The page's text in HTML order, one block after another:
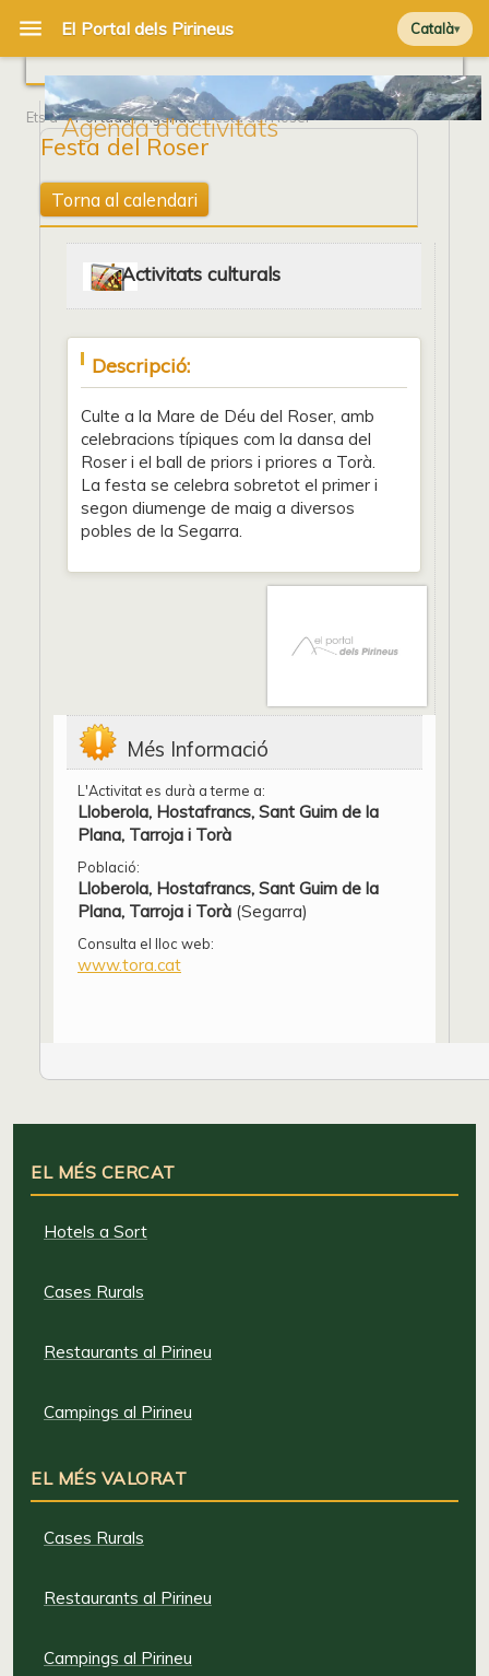
Català
Agenda d'activitats
Ets a Portada/Agenda/ Festa del Roser
Festa del Roser
Torna al calendari
Activitats culturals
Descripció:
Culte a la Mare de Déu del Roser, amb
celebracions típiques com la dansa del
Roser i el ball de priors i priores a Torà.
La festa se celebra sobretot el primer i
segon diumenge de maig a diversos
pobles de la Segarra.
Més Informació
L'Activitat es durà a terme a:
Lloberola, Hostafrancs, Sant Guim de la
Plana, Tarroja i Torà
Població:
Lloberola, Hostafrancs, Sant Guim de la
Plana, Tarroja i Torà (Segarra)
Consulta el lloc web:
www.tora.cat
EL MÉS CERCAT
Hotels a Sort
Cases Rurals
Restaurants al Pirineu
Campings al Pirineu
EL MÉS VALORAT
Cases Rurals
Restaurants al Pirineu
Campings al Pirineu